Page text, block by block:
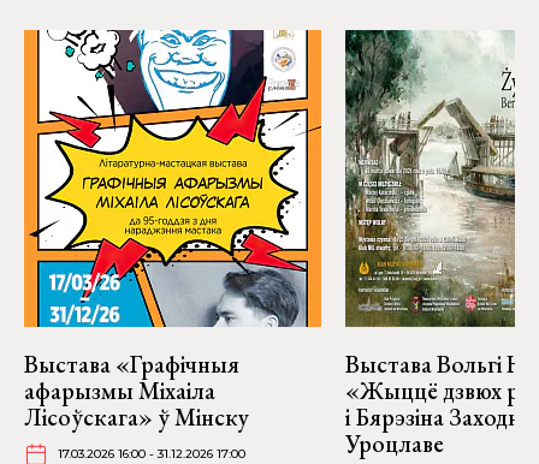
Выстава «Графічныя
афарызмы Міхаіла
Лісоўскага» ў Мінску
17.03.2026 16:00 - 31.12.2026 17:00
Выстава Вольгі
«Жыццё дзвюх
і Бярэзіна
Уроцлаве